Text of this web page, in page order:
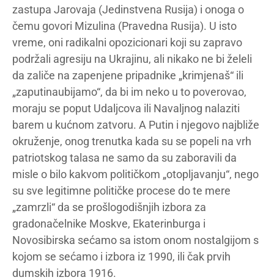
zastupa Jarovaja (Jedinstvena Rusija) i onoga o
čemu govori Mizulina (Pravedna Rusija). U isto
vreme, oni radikalni opozicionari koji su zapravo
podržali agresiju na Ukrajinu, ali nikako ne bi želeli
da zaliče na zapenjene pripadnike „krimjenaš“ ili
„zaputinaubijamo“, da bi im neko u to poverovao,
moraju se poput Udaljcova ili Navaljnog nalaziti
barem u kućnom zatvoru. A Putin i njegovo najbliže
okruženje, onog trenutka kada su se popeli na vrh
patriotskog talasa ne samo da su zaboravili da
misle o bilo kakvom političkom „otopljavanju“, nego
su sve legitimne političke procese do te mere
„zamrzli“ da se prošlogodišnjih izbora za
gradonačelnike Moskve, Ekaterinburga i
Novosibirska sećamo sa istom onom nostalgijom s
kojom se sećamo i izbora iz 1990, ili čak prvih
dumskih izbora 1916.